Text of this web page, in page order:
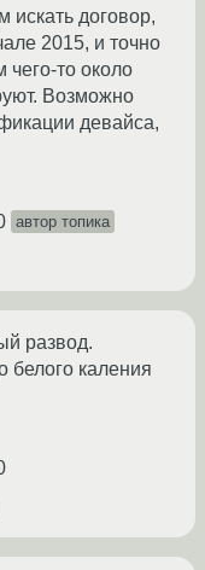
искать договор,
2015, и точно
то около
Возможно
девайса,
автор топика
развод.
белого каления